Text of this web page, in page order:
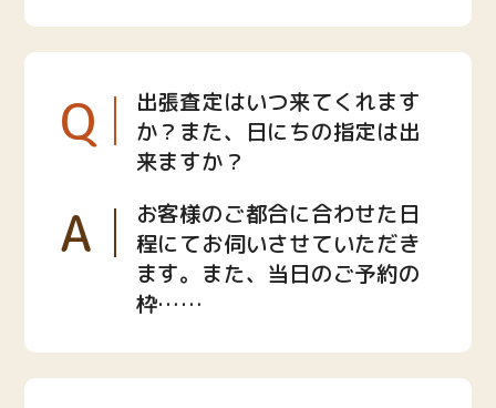
Q
出張査定はいつ来てくれます
か？また、日にちの指定は出
来ますか？
A
お客様のご都合に合わせた日
程にてお伺いさせていただき
ます。また、当日のご予約の
枠……